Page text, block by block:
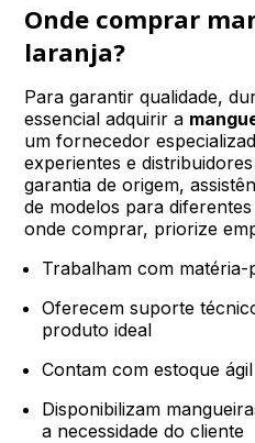
Onde comprar
laranja?
Para garantir qualidade,
essencial adquirir a
um fornecedor
experientes e
garantia de origem,
de modelos para
onde comprar, priorize
Trabalham com
Oferecem suporte
produto ideal
Contam com estoque
Disponibilizam
a necessidade do cliente